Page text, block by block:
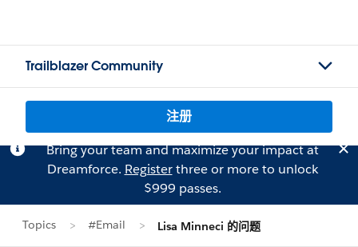
Trailblazer Community
注册
Bring your team and maximize your impact at
Dreamforce. Registerthree or more to unlock
$999 passes.
Topics #Email Lisa Minneci 的问题